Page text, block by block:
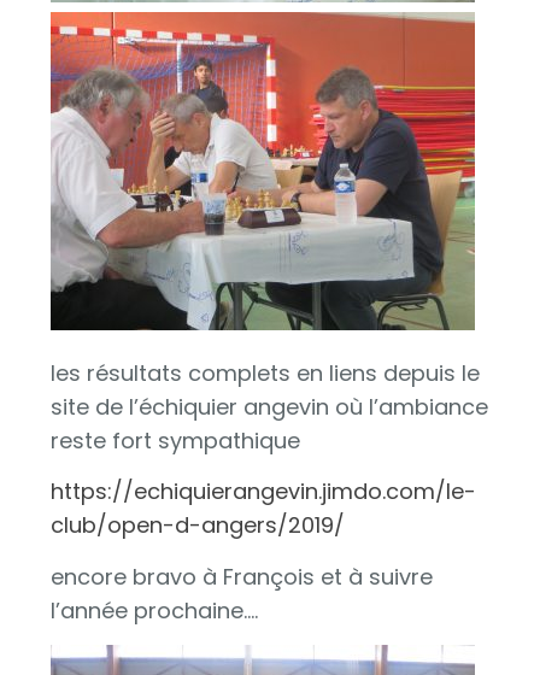
les résultats complets en liens depuis le
site de l’échiquier angevin où l’ambiance
reste fort sympathique
https://echiquierangevin.jimdo.com/le-
club/open-d-angers/2019/
encore bravo à François et à suivre
l’année prochaine….